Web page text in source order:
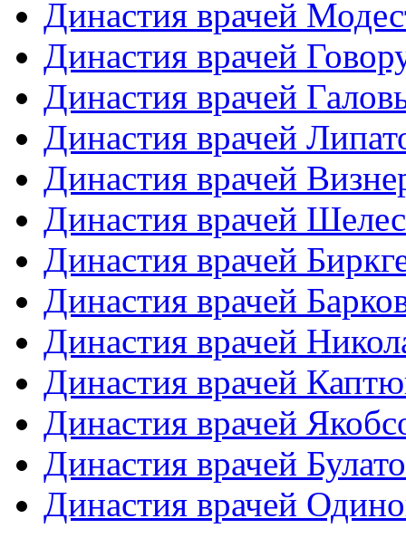
Династия врачей
Династия врачей
Династия врачей
Династия врачей
Династия врачей
Династия врачей
Династия врачей
Династия врачей
Династия врачей
Династия врачей
Династия врачей
Династия врачей
Династия врачей